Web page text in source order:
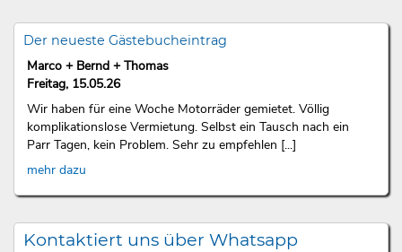
Der neueste Gästebucheintrag
Marco + Bernd + Thomas
Freitag, 15.05.26
Wir haben für eine Woche Motorräder gemietet. Völlig
komplikationslose Vermietung. Selbst ein Tausch nach ein
Parr Tagen, kein Problem. Sehr zu empfehlen [...]
mehr dazu
Kontaktiert uns über Whatsapp